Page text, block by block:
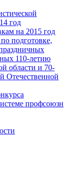
год
на 2015 год
подготовке,
110-летию
области и 70-
Отечественной
профсоюзн